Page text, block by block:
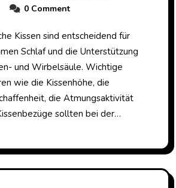
0 Comment
Schlaf und die Unterstützung
und Wirbelsäule. Wichtige
wie die Kissenhöhe, die
die Atmungsaktivität
sollten bei der…